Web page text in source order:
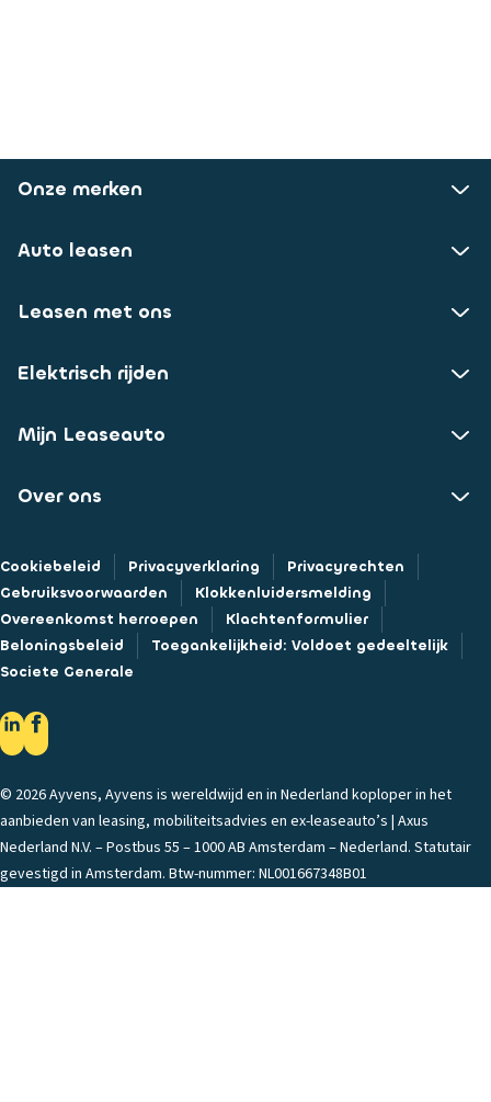
Onze merken
Auto leasen
Leasen met ons
Elektrisch rijden
Mijn Leaseauto
Over ons
Cookiebeleid Privacyverklaring
Privacyrechten
Gebruiksvoorwaarden
Klokkenluidersmelding
Overeenkomst herroepen
Klachtenformulier
Beloningsbeleid
Toegankelijkheid: Voldoet gedeeltelijk
Societe Generale
© 2026 Ayvens, Ayvens is wereldwijd en in Nederland koploper in het
aanbieden van leasing, mobiliteitsadvies en ex-leaseauto’s | Axus
Nederland N.V. – Postbus 55 – 1000 AB Amsterdam – Nederland. Statutair
gevestigd in Amsterdam. Btw-nummer: NL001667348B01